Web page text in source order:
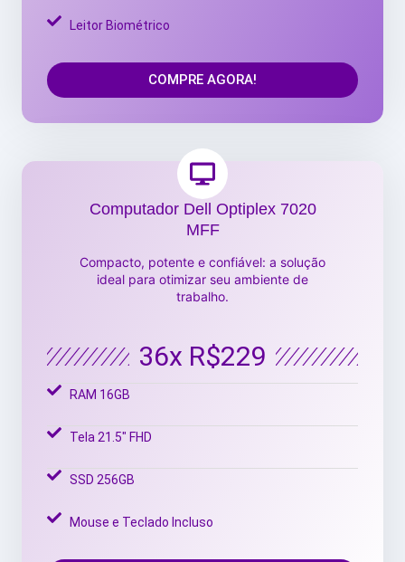
Leitor Biométrico
COMPRE AGORA!
Computador Dell Optiplex 7020
MFF
Compacto, potente e confiável: a solução
ideal para otimizar seu ambiente de
trabalho.
36x R$229
RAM 16GB
Tela 21.5" FHD
SSD 256GB
Mouse e Teclado Incluso